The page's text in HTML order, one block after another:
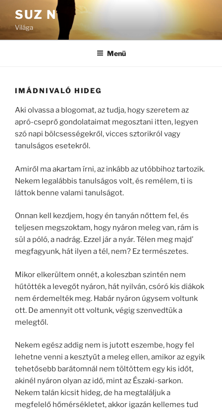
SUZ N
Világa
Menü
IMÁDNIVALÓ HIDEG
Aki olvassa a blogomat, az tudja, hogy szeretem az
apró-cseprő gondolataimat megosztani itten, legyen
szó napi bölcsességekről, vicces sztorikról vagy
tanulságos esetekről.
Amiről ma akartam írni, az inkább az utóbbihoz tartozik.
Nekem legalábbis tanulságos volt, és remélem, ti is
láttok benne valami tanulságot.
Onnan kell kezdjem, hogy én tanyán nőttem fel, és
teljesen megszoktam, hogy nyáron meleg van, rám is
sül a póló, a nadrág. Ezzel jár a nyár. Télen meg majd’
megfagyunk, hát ilyen a tél, nem? Ez természetes.
Mikor elkerültem onnét, a koleszban szintén nem
hűtötték a levegőt nyáron, hát nyilván, csóró kis diákok
nem érdemelték meg. Habár nyáron úgysem voltunk
ott. De amennyit ott voltunk, végig szenvedtük a
melegtől.
Nekem egész addig nem is jutott eszembe, hogy fel
lehetne venni a kesztyűt a meleg ellen, amikor az egyik
tehetősebb barátomnál nem töltöttem egy kis időt,
akinél nyáron olyan az idő, mint az Északi-sarkon.
Nekem talán kicsit hideg, de ha megtaláljuk a
megfelelő hőmérsékletet, akkor igazán kellemes tud